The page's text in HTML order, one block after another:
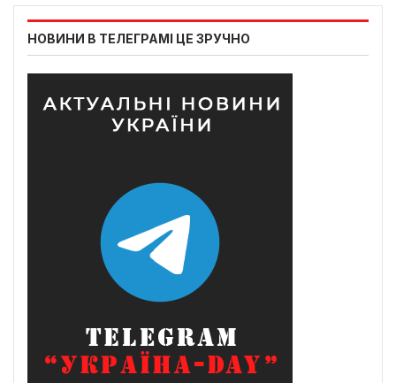
НОВИНИ В ТЕЛЕГРАМІ ЦЕ ЗРУЧНО